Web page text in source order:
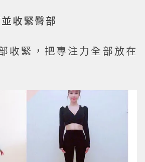
收緊臀部
收緊，把專注力全部放在